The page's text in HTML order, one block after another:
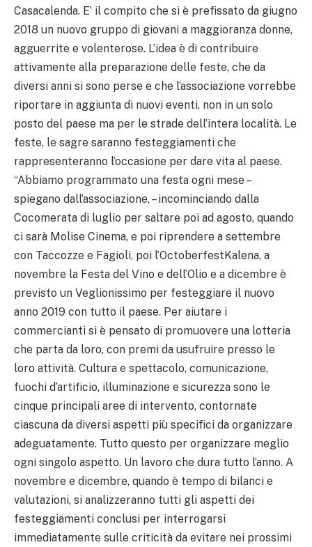
Casacalenda. E’ il compito che si è prefissato da giugno
2018 un nuovo gruppo di giovani a maggioranza donne,
agguerrite e volenterose. L’idea è di contribuire
attivamente alla preparazione delle feste, che da
diversi anni si sono perse e che l’associazione vorrebbe
riportare in aggiunta di nuovi eventi, non in un solo
posto del paese ma per le strade dell’intera località. Le
feste, le sagre saranno festeggiamenti che
rappresenteranno l’occasione per dare vita al paese.
“Abbiamo programmato una festa ogni mese –
spiegano dall’associazione, – incominciando dalla
Cocomerata di luglio per saltare poi ad agosto, quando
ci sarà Molise Cinema, e poi riprendere a settembre
con Taccozze e Fagioli, poi l’OctoberfestKalena, a
novembre la Festa del Vino e dell’Olio e a dicembre è
previsto un Veglionissimo per festeggiare il nuovo
anno 2019 con tutto il paese. Per aiutare i
commercianti si è pensato di promuovere una lotteria
che parta da loro, con premi da usufruire presso le
loro attività. Cultura e spettacolo, comunicazione,
fuochi d’artificio, illuminazione e sicurezza sono le
cinque principali aree di intervento, contornate
ciascuna da diversi aspetti più specifici da organizzare
adeguatamente. Tutto questo per organizzare meglio
ogni singolo aspetto. Un lavoro che dura tutto l’anno. A
novembre e dicembre, quando è tempo di bilanci e
valutazioni, si analizzeranno tutti gli aspetti dei
festeggiamenti conclusi per interrogarsi
immediatamente sulle criticità da evitare nei prossimi